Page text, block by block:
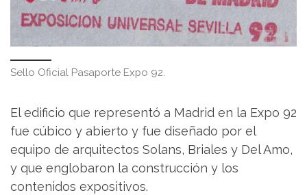
Sello Oficial Pasaporte Expo 92.
El edificio que representó a Madrid en la Expo 92
fue cúbico y abierto y fue diseñado por el
equipo de arquitectos Solans, Briales y Del Amo,
y que englobaron la construcción y los
contenidos expositivos.